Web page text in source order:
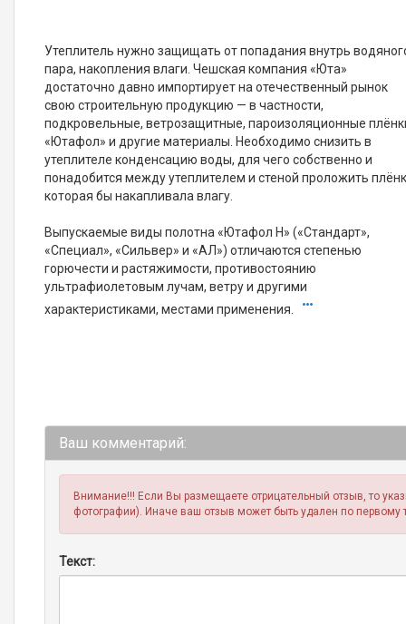
Утеплитель нужно защищать от попадания внутрь
пара, накопления влаги. Чешская компания «Юта»
достаточно давно импортирует на отечественный рынок
свою строительную продукцию — в частности,
подкровельные, ветрозащитные, пароизоляционные
«Ютафол» и другие материалы. Необходимо снизить в
утеплителе конденсацию воды, для чего собственно и
понадобится между утеплителем и стеной проложить
которая бы накапливала влагу.
Выпускаемые виды полотна «Ютафол Н» («Стандарт»,
«Специал», «Сильвер» и «АЛ») отличаются степенью
горючести и растяжимости, противостоянию
ультрафиолетовым лучам, ветру и другими
характеристиками, местами применения.
Ваш комментарий:
Внимание!!! Если Вы размещаете отрицательный отзыв, то
фотографии). Иначе ваш отзыв может быть удален по первому
Текст: